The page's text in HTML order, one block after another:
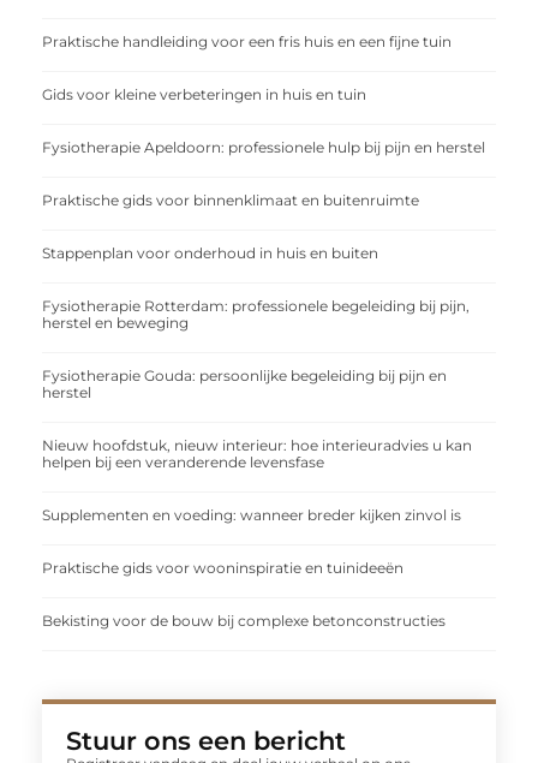
Praktische handleiding voor een fris huis en een fijne tuin
Gids voor kleine verbeteringen in huis en tuin
Fysiotherapie Apeldoorn: professionele hulp bij pijn en herstel
Praktische gids voor binnenklimaat en buitenruimte
Stappenplan voor onderhoud in huis en buiten
Fysiotherapie Rotterdam: professionele begeleiding bij pijn,
herstel en beweging
Fysiotherapie Gouda: persoonlijke begeleiding bij pijn en
herstel
Nieuw hoofdstuk, nieuw interieur: hoe interieuradvies u kan
helpen bij een veranderende levensfase
Supplementen en voeding: wanneer breder kijken zinvol is
Praktische gids voor wooninspiratie en tuinideeën
Bekisting voor de bouw bij complexe betonconstructies
Stuur ons een bericht